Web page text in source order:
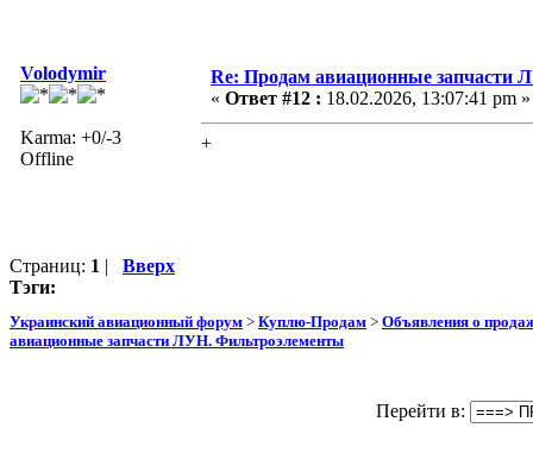
Volodymir
Karma: +0/-3
Offline
Re: Продам авиационные запчасти
« Ответ #12 : 18.02.2026, 13:07:41 pm »
+
Страниц: 1 | Вверх
Тэги:
Украинский авиационный форум > Куплю-Продам > Объявления о
авиационные запчасти ЛУН. Фильтроэлементы
Перейти в: